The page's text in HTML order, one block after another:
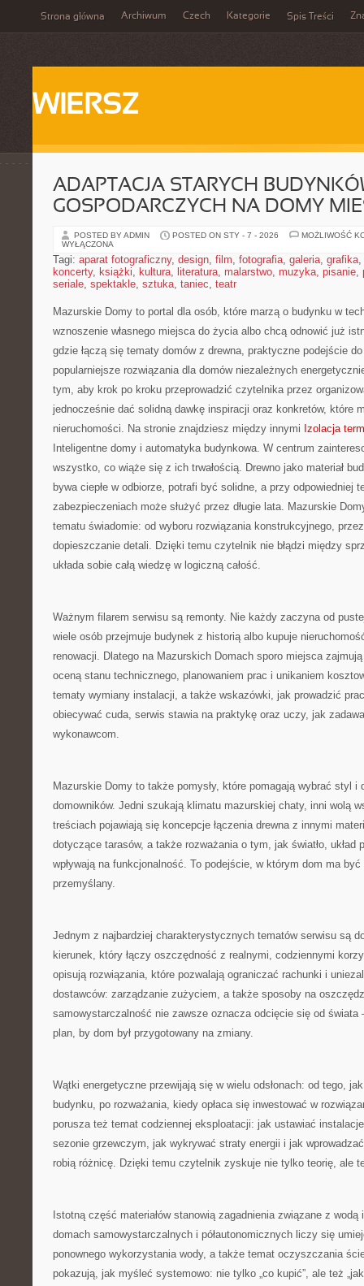
Strona główna Archiwum Czech Kategorie Spis Treści
WIERSZ
ADAPTACJA STARYCH
GOSPODARCZYCH NA DOMY
POSTED BY ADMIN POSTED ON STY - 7 - 2026
MOŻLIWOŚĆ
WYŁĄCZONA
Tagi: aparat fotograficzny, design, film, fotografia, galeria, grafika,
koncerty, książki, kultura, literatura, malarstwo, muzyka, pisanie,
seriale, spektakle, sztuka, taniec, teatr
Mazurskie Domy to portal dla osób, które marzą o budynku w
wznoszenie własnego miejsca do życia albo chcą odnowić już
gdzie łączą się tematy domów z drewna, praktyczne podejście
popularniejsze rozwiązania dla domów niezależnych
tym, aby krok po kroku przeprowadzić czytelnika przez
jednocześnie dać solidną dawkę inspiracji oraz konkretów, które
nieruchomości. Na stronie znajdziesz między innymi Izolacja
Inteligentne domy i automatyka budynkowa. W centrum
wszystko, co wiąże się z ich trwałością. Drewno jako materiał
bywa ciepłe w odbiorze, potrafi być solidne, a przy odpowiedniej
zabezpieczeniach może służyć przez długie lata. Mazurskie
tematu świadomie: od wyboru rozwiązania konstrukcyjnego,
dopieszczanie detali. Dzięki temu czytelnik nie błądzi między
układa sobie całą wiedzę w logiczną całość.
Ważnym filarem serwisu są remonty. Nie każdy zaczyna od
wiele osób przejmuje budynek z historią albo kupuje
renowacji. Dlatego na Mazurskich Domach sporo miejsca
oceną stanu technicznego, planowaniem prac i unikaniem
tematy wymiany instalacji, a także wskazówki, jak prowadzić
obiecywać cuda, serwis stawia na praktykę oraz uczy, jak
wykonawcom.
Mazurskie Domy to także pomysły, które pomagają wybrać styl i
domowników. Jedni szukają klimatu mazurskiej chaty, inni wolą
treściach pojawiają się koncepcje łączenia drewna z innymi
dotyczące tarasów, a także rozważania o tym, jak światło, układ
wpływają na funkcjonalność. To podejście, w którym dom ma
przemyślany.
Jednym z najbardziej charakterystycznych tematów serwisu są
kierunek, który łączy oszczędność z realnymi, codziennymi
opisują rozwiązania, które pozwalają ograniczać rachunki i
dostawców: zarządzanie zużyciem, a także sposoby na
samowystarczalność nie zawsze oznacza odcięcie się od
plan, by dom był przygotowany na zmiany.
Wątki energetyczne przewijają się w wielu odsłonach: od tego,
budynku, po rozważania, kiedy opłaca się inwestować w
porusza też temat codziennej eksploatacji: jak ustawiać
sezonie grzewczym, jak wykrywać straty energii i jak
robią różnicę. Dzięki temu czytelnik zyskuje nie tylko teorię, ale
Istotną część materiałów stanowią zagadnienia związane z
domach samowystarczalnych i półautonomicznych liczy się
ponownego wykorzystania wody, a także temat oczyszczania
pokazują, jak myśleć systemowo: nie tylko „co kupić”, ale też